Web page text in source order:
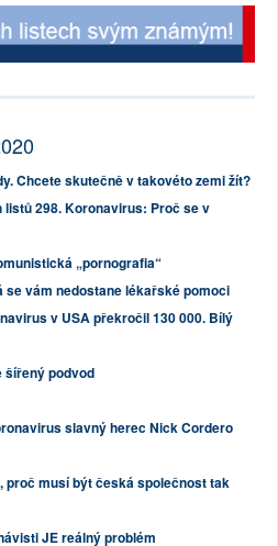
Chcete skutečně v takovéto zemi žít?
298. Koronavirus: Proč se v
„pornografia“
se vám nedostane lékařské pomoci
v USA překročil 130 000. Bílý
šířený podvod
slavný herec Nick Cordero
proč musí být česká společnost tak
JE reálný problém